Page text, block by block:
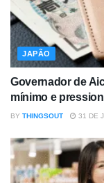
JAPÃO
Governador de
mínimo e
BY THINGSOUT 31 DE